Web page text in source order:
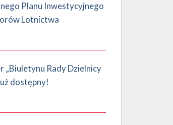
Planu Inwestycyjnego
Lotnictwa
„Biuletynu Rady Dzielnicy
dostępny!